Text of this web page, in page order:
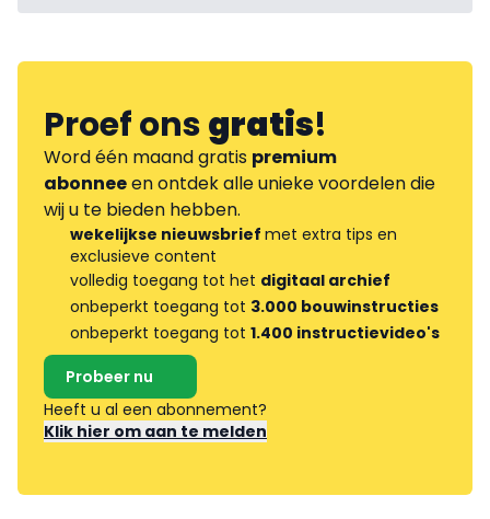
Proef onsgratis!
Word één maand gratis premium
abonneeen ontdek alle unieke voordelen die
wij u te bieden hebben.
wekelijkse nieuwsbrief met extra tips en
exclusieve content
volledig toegang tot het digitaal archief
onbeperkt toegang tot 3.000 bouwinstructies
onbeperkt toegang tot 1.400 instructievideo's
Probeer nu
Heeft u al een abonnement?
Klik hier om aan te melden